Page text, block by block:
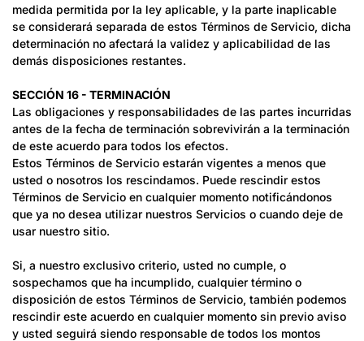
medida permitida por la ley aplicable, y la parte inaplicable
se considerará separada de estos Términos de Servicio, dicha
determinación no afectará la validez y aplicabilidad de las
demás disposiciones restantes.
SECCIÓN 16 - TERMINACIÓN
Las obligaciones y responsabilidades de las partes incurridas
antes de la fecha de terminación sobrevivirán a la terminación
de este acuerdo para todos los efectos.
Estos Términos de Servicio estarán vigentes a menos que
usted o nosotros los rescindamos. Puede rescindir estos
Términos de Servicio en cualquier momento notificándonos
que ya no desea utilizar nuestros Servicios o cuando deje de
usar nuestro sitio.
Si, a nuestro exclusivo criterio, usted no cumple, o
sospechamos que ha incumplido, cualquier término o
disposición de estos Términos de Servicio, también podemos
rescindir este acuerdo en cualquier momento sin previo aviso
y usted seguirá siendo responsable de todos los montos